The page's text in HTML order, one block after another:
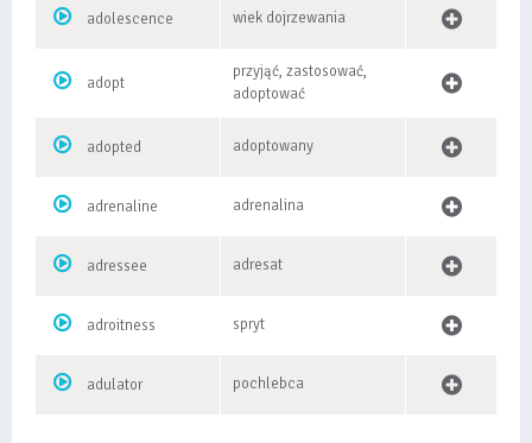
adolescence wiek dojrzewania
adopt
przyjąć, zastosować,
adoptować
adopted adoptowany
adrenaline adrenalina
adressee adresat
adroitness spryt
adulator pochlebca